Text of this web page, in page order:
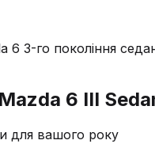
6 3-го покоління
6 III
для вашого року